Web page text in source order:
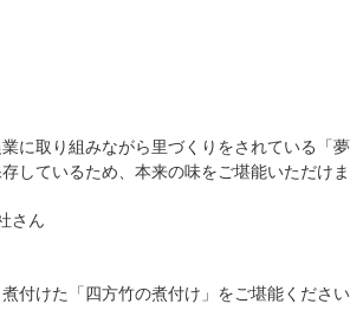
に取り組みながら里づくりをされている「
しているため、本来の味をご堪能いただけ
さん
付けた「四方竹の煮付け」をご堪能くださ